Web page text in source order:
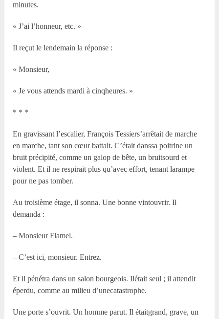
minutes.
« J’ai l’honneur, etc. »
Il reçut le lendemain la réponse :
« Monsieur,
« Je vous attends mardi à cinqheures. »
* * *
En gravissant l’escalier, François Tessiers’arrêtait de marche
en marche, tant son cœur battait. C’était danssa poitrine un
bruit précipité, comme un galop de bête, un bruitsourd et
violent. Et il ne respirait plus qu’avec effort, tenant larampe
pour ne pas tomber.
Au troisième étage, il sonna. Une bonne vintouvrir. Il
demanda :
– Monsieur Flamel.
– C’est ici, monsieur. Entrez.
Et il pénétra dans un salon bourgeois. Ilétait seul ; il attendit
éperdu, comme au milieu d’unecatastrophe.
Une porte s’ouvrit. Un homme parut. Il étaitgrand, grave, un